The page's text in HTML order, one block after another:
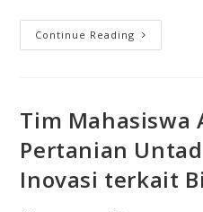
Continue Reading
Tim Mahasiswa
Pertanian
Inovasi terkait